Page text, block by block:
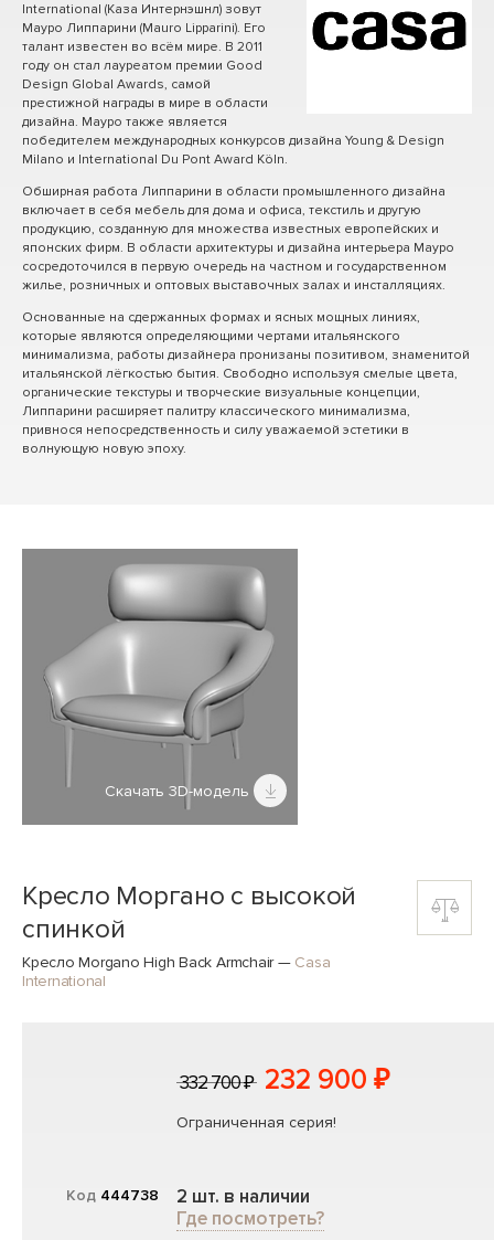
International (Каза Интернэшнл) зовут
Мауро Липпарини (Mauro Lipparini). Его
талант известен во всём мире. В 2011
году он стал лауреатом премии Good
Design Global Awards, самой
престижной награды в мире в области
дизайна. Мауро также является
победителем международных конкурсов дизайна Young & Design
Milano и International Du Pont Award Köln.
Обширная работа Липпарини в области промышленного дизайна
включает в себя мебель для дома и офиса, текстиль и другую
продукцию, созданную для множества известных европейских и
японских фирм. В области архитектуры и дизайна интерьера Мауро
сосредоточился в первую очередь на частном и государственном
жилье, розничных и оптовых выставочных залах и инсталляциях.
Основанные на сдержанных формах и ясных мощных линиях,
которые являются определяющими чертами итальянского
минимализма, работы дизайнера пронизаны позитивом, знаменитой
итальянской лёгкостью бытия. Свободно используя смелые цвета,
органические текстуры и творческие визуальные концепции,
Липпарини расширяет палитру классического минимализма,
привнося непосредственность и силу уважаемой эстетики в
волнующую новую эпоху.
Скачать 3D-модель
Кресло Моргано с высокой
спинкой
Кресло Morgano High Back Armchair— Casa
International
Код 444738
332 700 ₽ 232 900 ₽
Ограниченная серия!
2 шт. в наличии
Где посмотреть?